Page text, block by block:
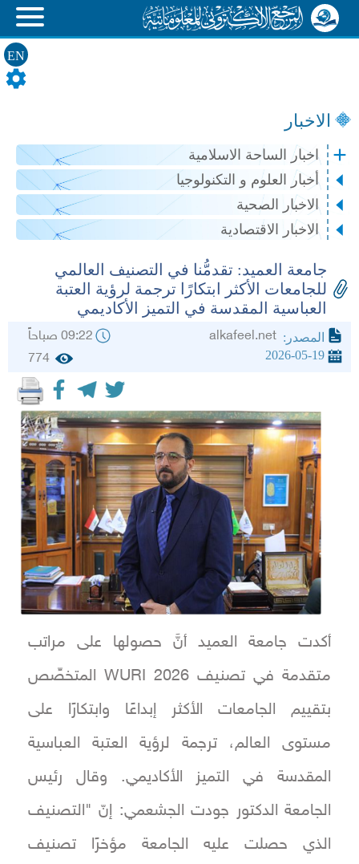
EN
الاخبار
اخبار الساحة الاسلامية
أخبار العلوم و التكنولوجيا
الاخبار الصحية
الاخبار الاقتصادية
جامعة العميد: تقدمُّنا في التصنيف العالمي
للجامعات الأكثر ابتكارًا ترجمة لرؤية العتبة
العباسية المقدسة في التميز الأكاديمي
المصدر: 09:22 صباحاً
2026-05-19
774
أكدت جامعة العميد أنَّ حصولها على مراتب
متقدمة في تصنيف WURI 2026 المتخصِّص
بتقييم الجامعات الأكثر إبداعًا وابتكارًا على
مستوى العالم، ترجمة لرؤية العتبة العباسية
المقدسة في التميز الأكاديمي. وقال رئيس
الجامعة الدكتور جودت الجشعمي: إنّ "التصنيف
الذي حصلت عليه الجامعة مؤخرًا تصنيف